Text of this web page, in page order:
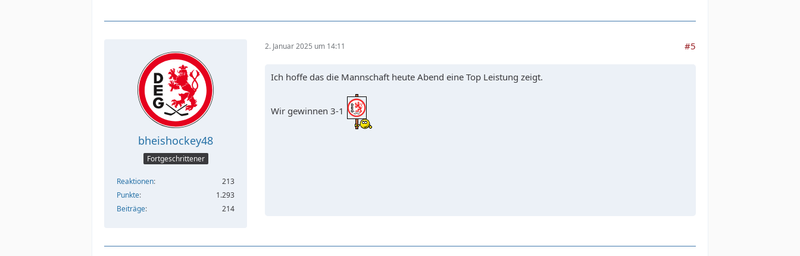
bheishockey48
Fortgeschrittener
Reaktionen
213
Punkte
1.293
Beiträge
214
2. Januar 2025 um 14:11 #5
Ich hoffe das die Mannschaft heute Abend eine Top Leistung zeigt.
Wir gewinnen 3-1